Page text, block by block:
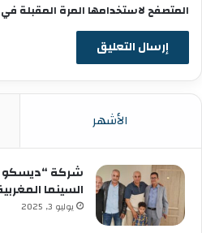
المتصفح لاستخدامها المرة المقبلة
الأشهر
شركة “ديسكو
السينما
يوليو 3, 2025